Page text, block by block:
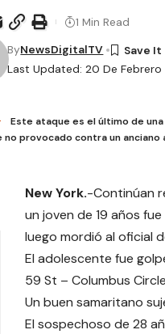
Last Updated: 20 De Febrero
ByNewsDigitalTV
1 Min Read
Este ataque es el último de
provocado contra un anciano
New York.-Continúan
un joven de 19 años
luego mordió al oficial
El adolescente fue
59 St – Columbus
Un buen samaritano
El sospechoso de 28